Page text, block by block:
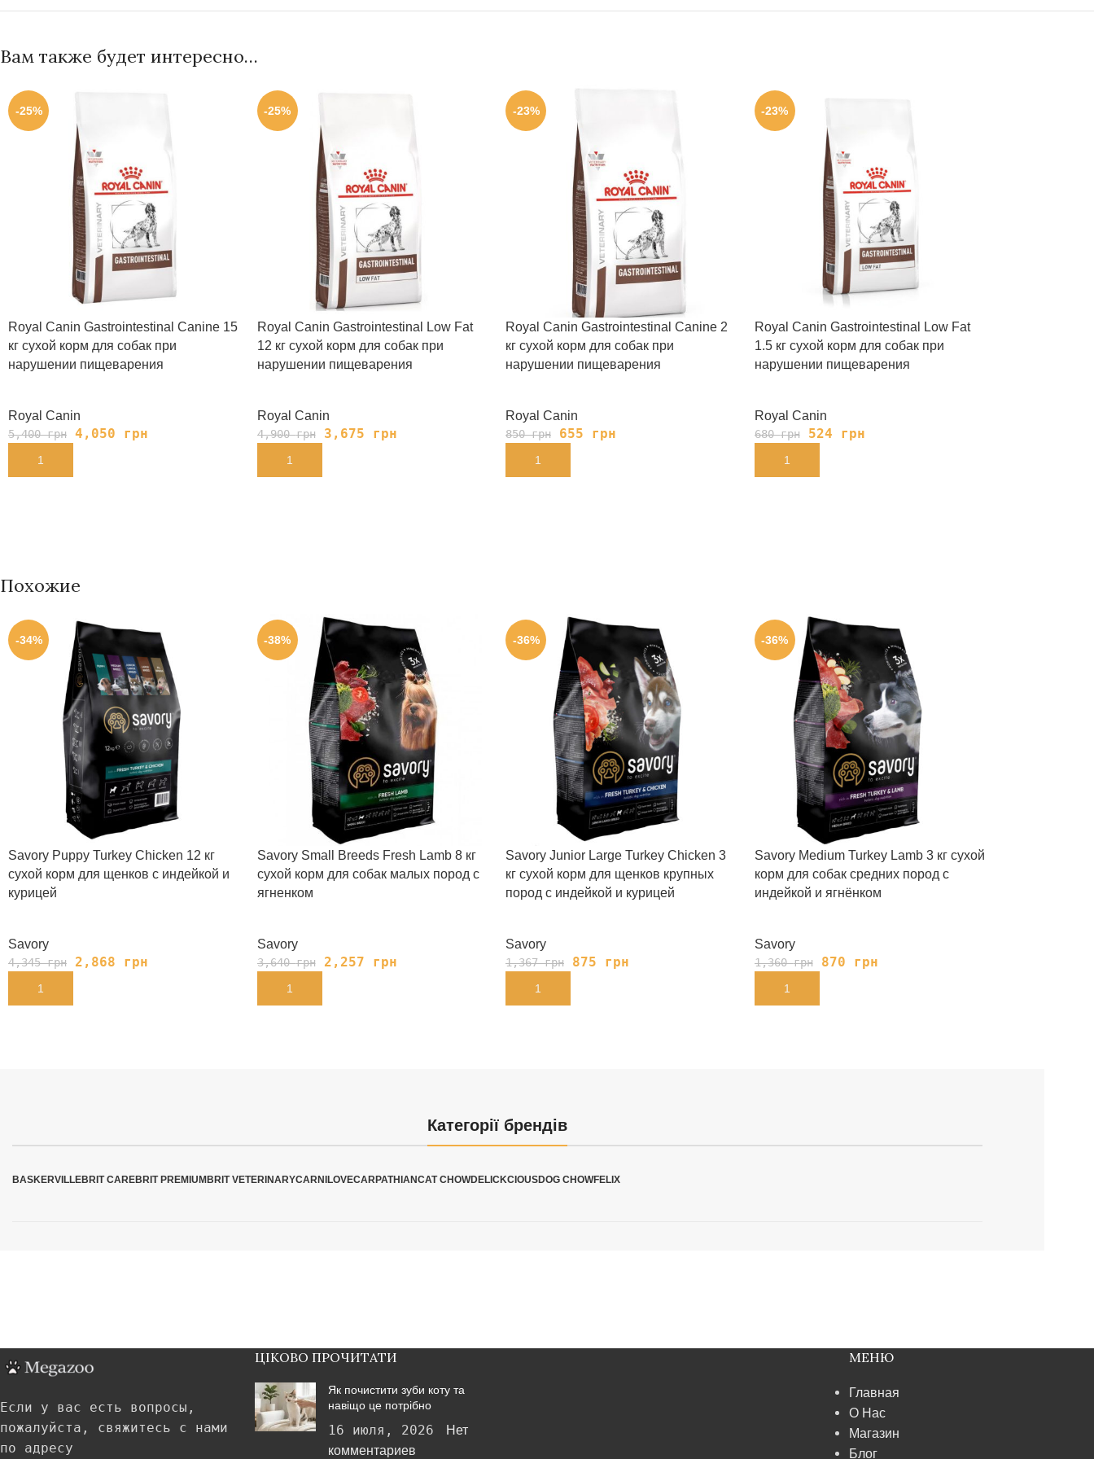
Вам также будет интересно…
-25%
Royal Canin Gastrointestinal Canine 15
кг сухой корм для собак при
нарушении пищеварения
Royal Canin
5,400грн 4,050 грн
В КОРЗИНУ
-25%
Royal Canin Gastrointestinal Low Fat
12 кг сухой корм для собак при
нарушении пищеварения
Royal Canin
4,900грн 3,675 грн
В КОРЗИНУ
-23%
Royal Canin Gastrointestinal Canine 2
кг сухой корм для собак при
нарушении пищеварения
Royal Canin
850грн 655 грн
В КОРЗИНУ
-23%
Royal Canin Gastrointestinal Low Fat
1.5 кг сухой корм для собак при
нарушении пищеварения
Royal Canin
680грн 524 грн
В КОРЗИНУ
Похожие
-34%
Savory Puppy Turkey Chicken 12 кг
сухой корм для щенков с индейкой и
курицей
Savory
4,345грн 2,868 грн
В КОРЗИНУ
-38%
Savory Small Breeds Fresh Lamb 8 кг
сухой корм для собак малых пород с
ягненком
Savory
3,640грн 2,257 грн
В КОРЗИНУ
-36%
Savory Junior Large Turkey Chicken 3
кг сухой корм для щенков крупных
пород с индейкой и курицей
Savory
1,367грн 875 грн
В КОРЗИНУ
-36%
Savory Medium Turkey Lamb 3 кг сухой
корм для собак средних пород с
индейкой и ягнёнком
Savory
1,360грн 870 грн
В КОРЗИНУ
Категорії брендів
BASKERVILLEBRIT CAREBRIT PREMIUM BRIT VETERINARYCARNILOVECARPATHIANCAT CHOWDELICKCIOUSDOG CHOWFELIX
Если у вас есть вопросы,
пожалуйста, свяжитесь с нами
по адресу
ЦІКОВО ПРОЧИТАТИ
Як почистити зуби коту та
навіщо це потрібно
16 июля, 2026
Нет
комментариев
МЕНЮ
Главная
О Нас
Магазин
Блог